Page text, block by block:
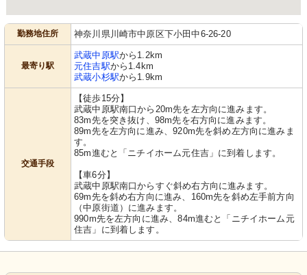
勤務地住所 神奈川県川崎市中原区下小田中6-26-20
最寄り駅
武蔵中原駅から1.2km
元住吉駅から1.4km
武蔵小杉駅から1.9km
交通手段
【徒歩15分】
武蔵中原駅南口から20m先を左方向に進みます。
83m先を突き抜け、98m先を右方向に進みます。
89m先を左方向に進み、920m先を斜め左方向に進みま
す。
85m進むと「ニチイホーム元住吉」に到着します。
【車6分】
武蔵中原駅南口からすぐ斜め右方向に進みます。
69m先を斜め右方向に進み、160m先を斜め左手前方向
（中原街道）に進みます。
990m先を左方向に進み、84m進むと「ニチイホーム元
住吉」に到着します。